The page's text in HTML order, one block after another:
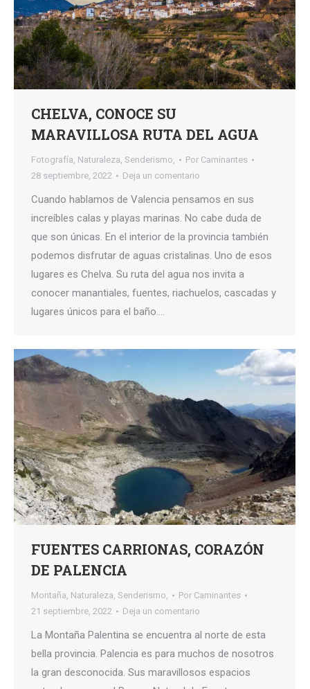
CHELVA, CONOCE SU
MARAVILLOSA RUTA DEL AGUA
Fotografía, Naturaleza, Senderismo, Por Caminantes
28 septiembre, 2022
Deja un comentario
Cuando hablamos de Valencia pensamos en sus
increíbles calas y playas marinas. No cabe duda de
que son únicas. En el interior de la provincia también
podemos disfrutar de aguas cristalinas. Uno de esos
lugares es Chelva. Su ruta del agua nos invita a
conocer manantiales, fuentes, riachuelos, cascadas y
lugares únicos para el baño.…
FUENTES CARRIONAS, CORAZÓN
DE PALENCIA
Montaña, Naturaleza, Senderismo, Por Caminantes
21 septiembre, 2022
Deja un comentario
La Montaña Palentina se encuentra al norte de esta
bella provincia. Palencia es para muchos de nosotros
la gran desconocida. Sus maravillosos espacios